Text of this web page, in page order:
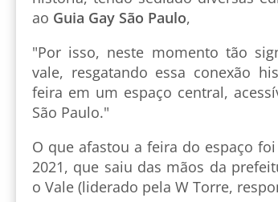
ao Guia Gay São Paulo,
"Por isso, neste momento tão
vale, resgatando essa conexão
feira em um espaço central,
São Paulo."
O que afastou a feira do espaço
2021, que saiu das mãos da
o Vale (liderado pela W Torre,